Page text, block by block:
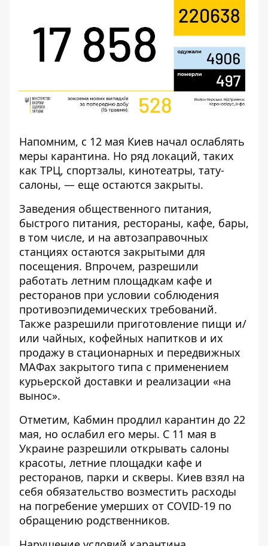
Напомним, с 12 мая Киев начал ослаблять
меры карантина. Но ряд локаций, таких
как ТРЦ, спортзалы, кинотеатры, тату-
салоны, — еще остаются закрыты.
Заведения общественного питания,
быстрого питания, рестораны, кафе, бары,
в том числе, и на автозаправочных
станциях остаются закрытыми для
посещения. Впрочем, разрешили
работать летним площадкам кафе и
ресторанов при условии соблюдения
противоэпидемических требований.
Также разрешили приготовление пищи и/
или чайных, кофейных напитков и их
продажу в стационарных и передвижных
МАФах закрытого типа с применением
курьерской доставки и реализации «на
вынос».
Отметим, Кабмин продлил карантин до 22
мая, но ослабил его меры. С 11 мая в
Украине разрешили открывать салоны
красоты, летние площадки кафе и
ресторанов, парки и скверы. Киев взял на
себя обязательство возместить расходы
на погребение умерших от COVID-19 по
обращению родственников.